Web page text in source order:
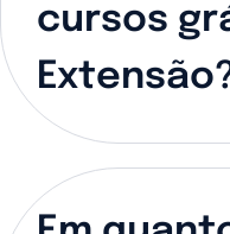
cursos